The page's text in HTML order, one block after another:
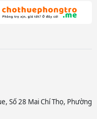
Số 28 Mai Chí Thọ, Phường